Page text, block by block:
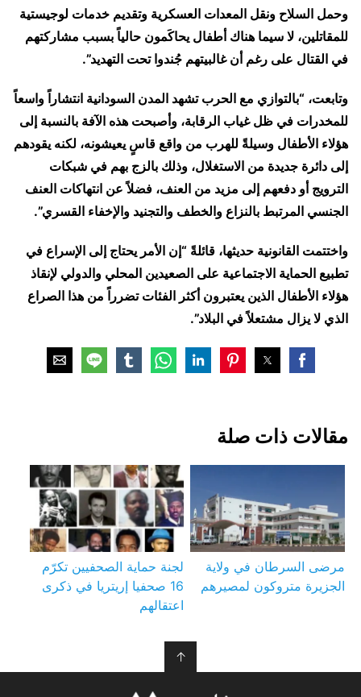
وحمل السلاح ونقل المعدات العسكرية وتقديم خدمات لوجيستية
للمقاتلين، لا سيما هناك أطفال يحاكَمون حالياً بسبب مشاركتهم
في القتال على رغم أن غالبيتهم جُندوا تحت التهديد”.
وتابعت، “بالتوازي مع الحرب تشهد المدن السودانية انتشاراً واسعاً
للمخدرات في ظل غياب الرقابة، وأصبحت هذه الآفة بالنسبة إلى
هؤلاء الأطفال وسيلةً للهرب من واقع قاسٍ يعيشونه، لكنه يقودهم
إلى دائرة جديدة من الاستغلال، وذلك بالزج بهم في شبكات
الترويج أو دفعهم إلى مزيد من العنف، فضلاً عن انتهاكات العنف
الجنسي المرتبط بالنزاع والخطف والتجنيد والإخفاء القسري”.
واختتمت القانونية حديثها، قائلةً “إن الأمر يحتاج إلى الإسراع في
تطبيع الحماية الاجتماعية على الصعيدين المحلي والدولي لإنقاذ
هؤلاء الأطفال الذين يعتبرون أكثر الفئات تضرراً من هذا الصراع
الذي لا يزال مشتعلاً في البلاد”.
مقالات ذات صلة
مرضى السرطان في ولاية
الجزيرة متروكون لمصيرهم
لجنة حماية الصحفيين تكرّم
16 صحفيا إريتريا في ذكرى
اعتقالهم
↑